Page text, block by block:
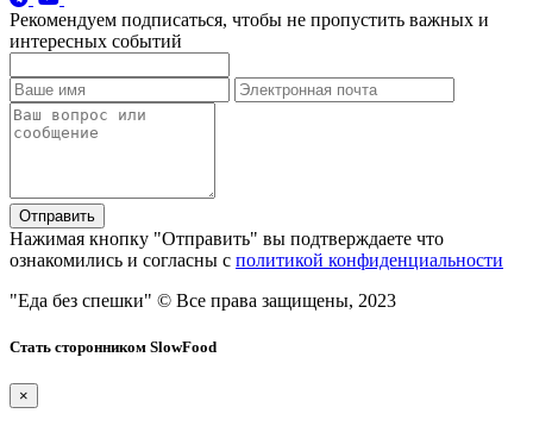
Рекомендуем подписаться, чтобы не пропустить важных и
интересных событий
Отправить
Нажимая кнопку "Отправить" вы подтверждаете что
ознакомились и согласны с политикой конфиденциальности
"Еда без спешки" © Все права защищены, 2023
Стать сторонником SlowFood
×